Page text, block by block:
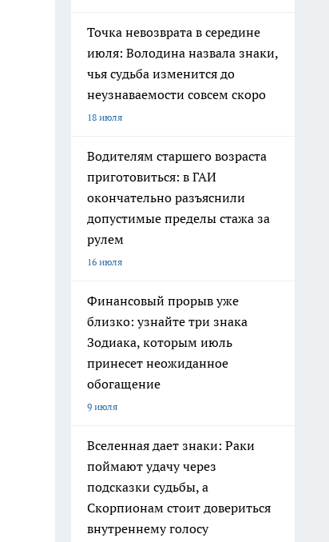
Точка невозврата в середине
июля: Володина назвала знаки,
чья судьба изменится до
неузнаваемости совсем скоро
18 июля
Водителям старшего возраста
приготовиться: в ГАИ
окончательно разъяснили
допустимые пределы стажа за
рулем
16 июля
Финансовый прорыв уже
близко: узнайте три знака
Зодиака, которым июль
принесет неожиданное
обогащение
9 июля
Вселенная дает знаки: Раки
поймают удачу через
подсказки судьбы, а
Скорпионам стоит довериться
внутреннему голосу